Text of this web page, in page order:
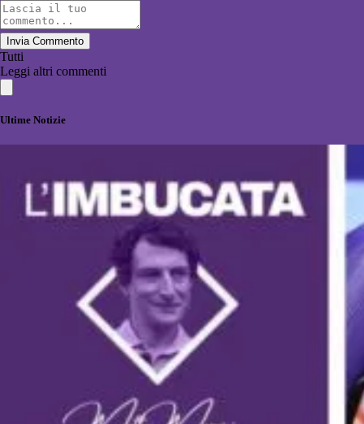
Invia Commento
Tutti
Leggi altri commenti
Ultime Notizie